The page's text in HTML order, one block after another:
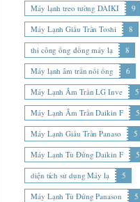
Máy lạnh treo tường DAIKI
9
Máy Lạnh Giấu Trần Toshi
8
thi công ống đồng máy lạ
8
Máy lạnh âm trần nối ống
6
Máy Lạnh Âm Trần LG Inve
5
Máy Lạnh Âm Trần Daikin F
5
Máy Lạnh Giấu Trần Panaso
5
Máy Lạnh Tủ Đứng Daikin F
5
diện tích sử dụng Máy lạ
5
Máy Lạnh Tủ Đứng Panason
5